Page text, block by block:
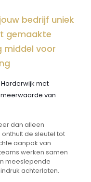
bedrijf uniek
gemaakte
middel voor
met
van
dan alleen
de sleutel tot
aanpak van
werken samen
meeslepende
achterlaten.